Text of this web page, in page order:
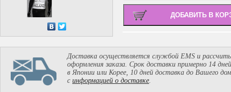
Доставка осуществляется службой EMS и
оформления заказа. Срок доставки примерно 14 дней
в Японии или Корее, 10 дней доставка до Вашего
с информацией о доставке.